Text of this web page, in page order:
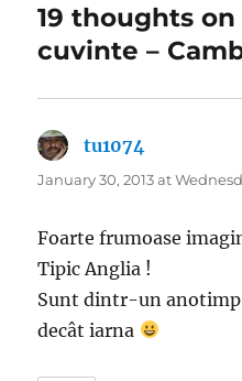
19 thoughts
cuvinte –
tu1074
January 30, 2013 at
Foarte frumoase
Tipic Anglia !
Sunt dintr-un anotimp
decât iarna